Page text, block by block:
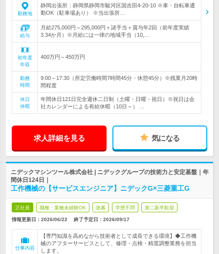
勤務地
静岡出張所：静岡県静岡市駿河区国吉田4-20-10 ※車・自転車通
勤OK（駐車場あり） ※当出張所…
給与
月給275,000円～295,000円＋諸手当＋賞与年2回（前年度実績
3.34か月）※月給には一律の地域手当（10,…
初年度
年収
400万円～450万円
勤務
時間
9:00～17:30（所定労働時間7時間45分・休憩45分）※残業月20時
間程度
休日
休暇
年間休日121日完全週休二日制（土曜・日曜・祝日）※祝日は会
社カレンダーによる有給休暇（10日～） …
求人詳細を見る 気になる
ニデックマシンツール株式会社 | ニデックグループの技術力と安定基盤｜年
間休日124日｜
工作機械の【サービスエンジニア】ニデックG×三菱重工G
正社員 職種・業種未経験OK 急募 学歴不問 第二新卒歓迎
情報更新日：2026/06/22 終了予定日： 2026/09/17
仕事内容
【専門知識を高めながら技術者として成長できる環境】◆工作機
械のアフターサービスとして、修理・点検・精度調整業務を担当
します。